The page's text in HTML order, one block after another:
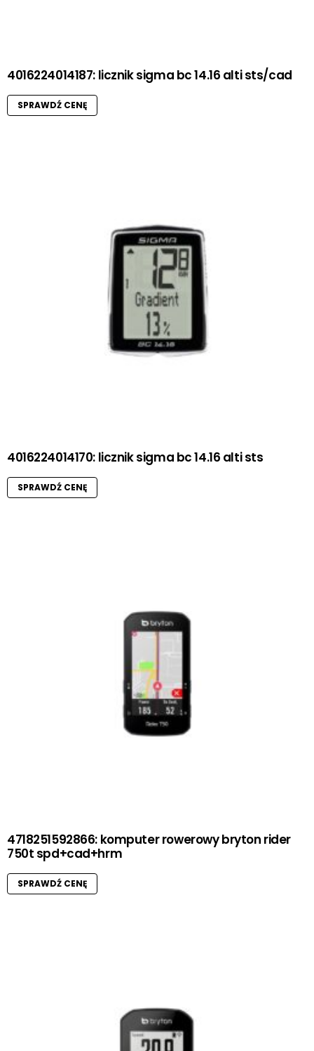
4016224014187: licznik sigma bc 14.16 alti sts/cad
SPRAWDŹ CENĘ
4016224014170: licznik sigma bc 14.16 alti sts
SPRAWDŹ CENĘ
4718251592866: komputer rowerowy bryton rider
750t spd+cad+hrm
SPRAWDŹ CENĘ